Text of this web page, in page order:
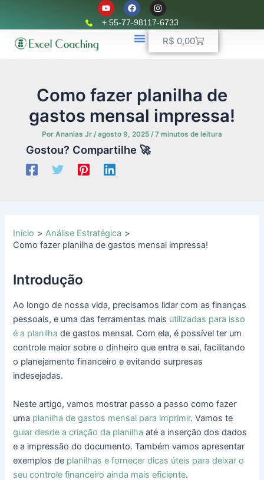
conteúdo
Y
o
u
t
F
a
c
e
b
o
I
n
s
t
r
+ 55-77-98117-6733
R$ 0,00Carrinho
Como fazer planilha de
gastos mensal impressa!
Por Ananias Jr /agosto 9, 2025 /7 minutos de leitura
Gostou? Compartilhe 🚀
Início
Análise Estratégica
Como fazer planilha de gastos mensal impressa!
Introdução
Ao longo de nossa vida, precisamos lidar com as finanças
pessoais, e uma das ferramentas mais utilizadas para isso
é a planilha de gastos mensal. Com ela, é possível ter um
controle maior sobre o dinheiro que entra e sai, facilitando
o planejamento financeiro e evitando surpresas
indesejadas.
Neste artigo, vamos mostrar passo a passo como fazer
uma planilha de gastos mensal para imprimir. Vamos te
guiar desde a criação da planilha até a inserção dos dados
e a impressão do documento. Também vamos apresentar
exemplos de planilhas e fornecer dicas úteis para deixar o
seu controle financeiro ainda mais eficiente.